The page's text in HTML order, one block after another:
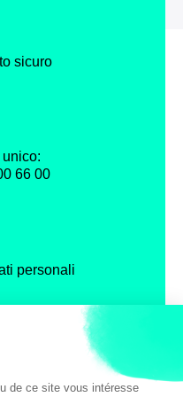
sicuro
66 00
personali
X